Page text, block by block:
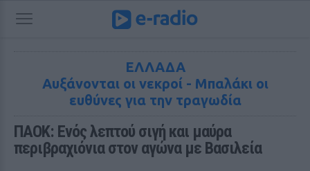
ΕΛΛΑΔΑ
Αυξάνονται οι νεκροί - Μπαλάκι οι
ευθύνες για την τραγωδία
ΠΑΟΚ: Ενός λεπτού σιγή και μαύρα
περιβραχιόνια στον αγώνα με Βασιλεία